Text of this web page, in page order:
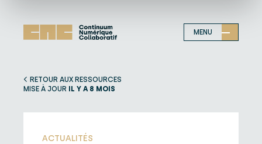
MENU
RETOUR AUX RESSOURCES
MISE À JOUR
IL Y A 8 MOIS
ACTUALITÉS